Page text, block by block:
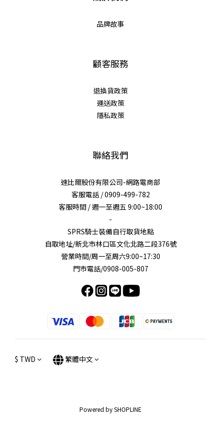
品牌故事
顧客服務
退換貨政策
運送政策
隱私政策
聯絡我們
速比爾股份有限公司-網路電商部
客服電話 / 0909-499-782
客服時間 / 週一至週五 9:00~18:00
-
SPRS騎士裝備自行取貨地點
自取地址/新北市林口區文化北路二段376號
營業時間/周一至周六9:00~17:30
門市電話/0908-005-807
$ TWD 繁體中文
Powered by SHOPLINE